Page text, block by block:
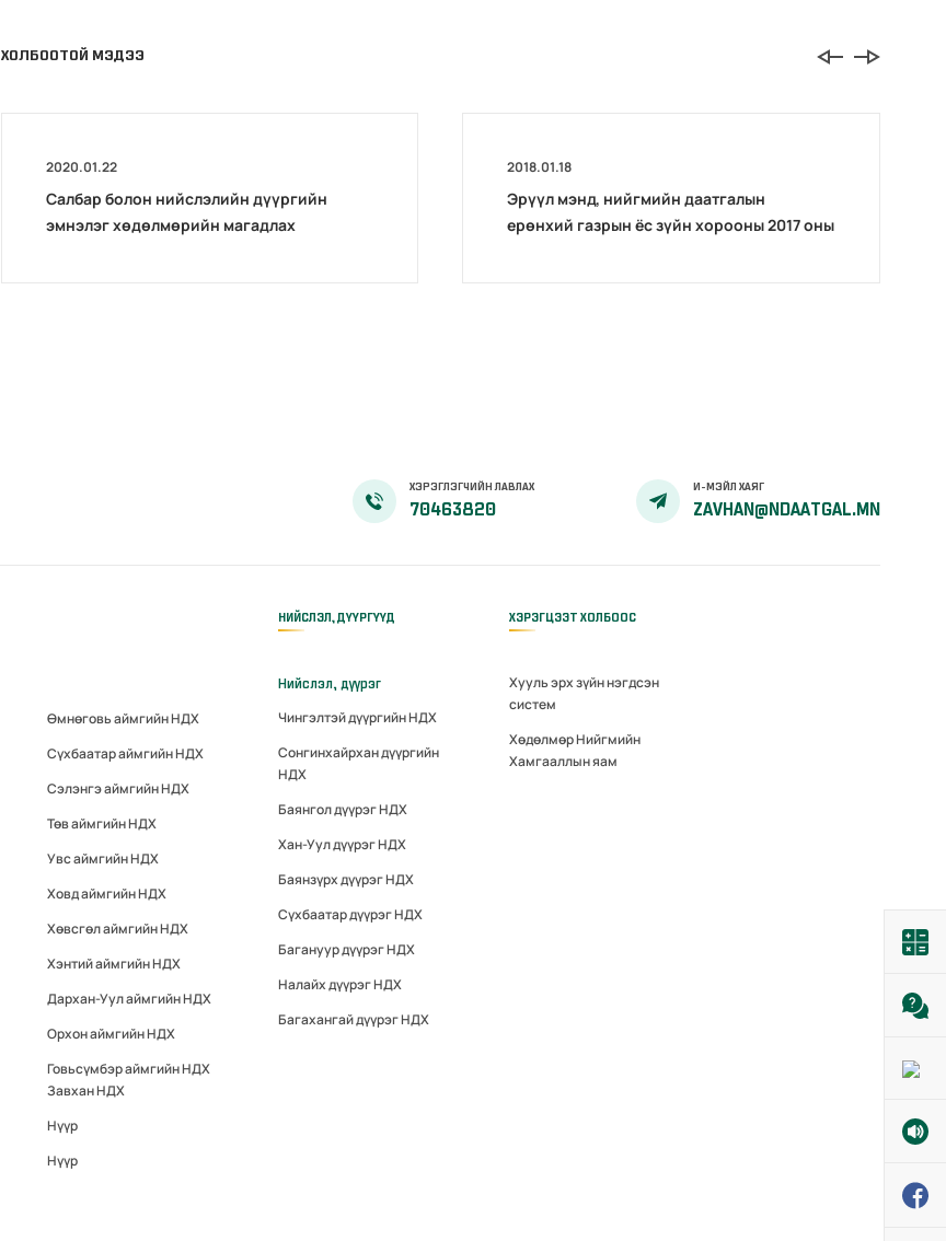
ХОЛБООТОЙ МЭДЭЭ
2020.01.22
Салбар болон нийслэлийн дүүргийн
эмнэлэг хөдөлмөрийн магадлах
2018.01.18
Эрүүл мэнд, нийгмийн даатгалын
ерөнхий газрын ёс зүйн хорооны 2017 оны
ХЭРЭГЛЭГЧИЙН ЛАВЛАХ
70463820
И-МЭЙЛ ХАЯГ
ZAVHAN@NDAATGAL.MN
Өмнөговь аймгийн НДХ
Сүхбаатар аймгийн НДХ
Сэлэнгэ аймгийн НДХ
Төв аймгийн НДХ
Увс аймгийн НДХ
Ховд аймгийн НДХ
Хөвсгөл аймгийн НДХ
Хэнтий аймгийн НДХ
Дархан-Уул аймгийн НДХ
Орхон аймгийн НДХ
Говьсүмбэр аймгийн НДХ
Завхан НДХ
Нүүр
Нүүр
НИЙСЛЭЛ, ДҮҮРГҮҮД
Нийслэл, дүүрэг
Чингэлтэй дүүргийн НДХ
Сонгинхайрхан дүүргийн
НДХ
Баянгол дүүрэг НДХ
Хан-Уул дүүрэг НДХ
Баянзүрх дүүрэг НДХ
Сүхбаатар дүүрэг НДХ
Багануур дүүрэг НДХ
Налайх дүүрэг НДХ
Багахангай дүүрэг НДХ
ХЭРЭГЦЭЭТ ХОЛБООС
Хууль эрх зүйн нэгдсэн
систем
Хөдөлмөр Нийгмийн
Хамгааллын яам